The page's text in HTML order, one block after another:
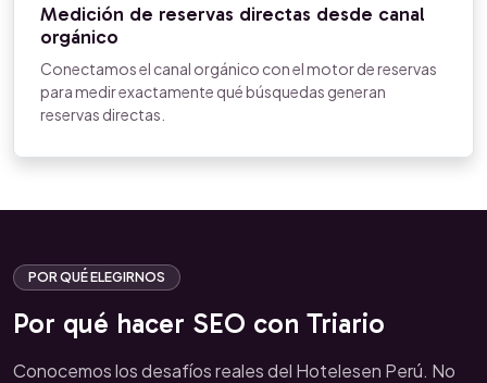
Medición de reservas directas desde canal
orgánico
Conectamos el canal orgánico con el motor de reservas
para medir exactamente qué búsquedas generan
reservas directas.
POR QUÉ ELEGIRNOS
Por qué hacer SEO con Triario
Conocemos los desafíos reales del Hotelesen Perú. No